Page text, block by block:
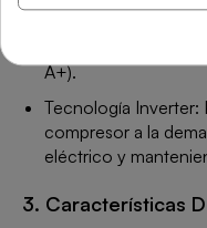
A+).
Tecnología Inverter:
compresor a la
eléctrico y
3. Características